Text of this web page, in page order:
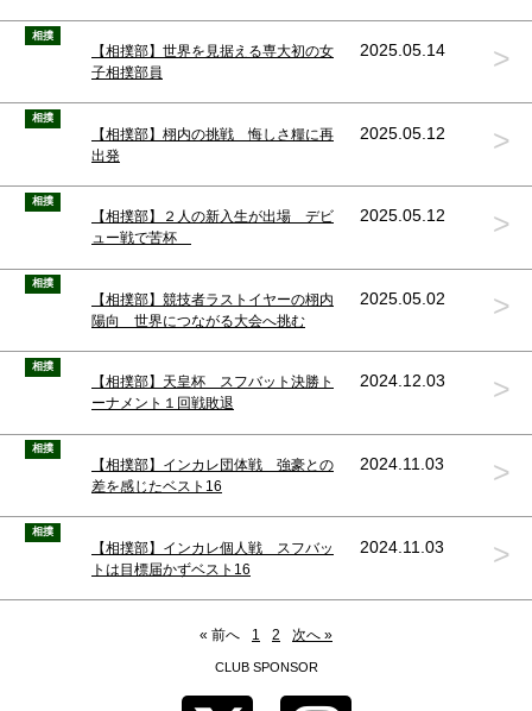
相撲
【相撲部】世界を見据える専大初の女
子相撲部員
2025.05.14 >
相撲
【相撲部】栩内の挑戦 悔しさ糧に再
出発
2025.05.12 >
相撲
【相撲部】２人の新入生が出場 デビ
ュー戦で苦杯
2025.05.12 >
相撲
【相撲部】競技者ラストイヤーの栩内
陽向 世界につながる大会へ挑む
2025.05.02 >
相撲
【相撲部】天皇杯 スフバット決勝ト
ーナメント１回戦敗退
2024.12.03 >
相撲
【相撲部】インカレ団体戦 強豪との
差を感じたベスト16
2024.11.03 >
相撲
【相撲部】インカレ個人戦 スフバッ
トは目標届かずベスト16
2024.11.03 >
« 前へ 1 2 次へ »
CLUB SPONSOR